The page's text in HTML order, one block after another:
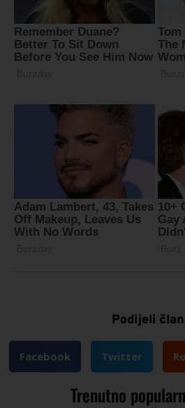
Podijeli
Facebook Twitter
Trenutno